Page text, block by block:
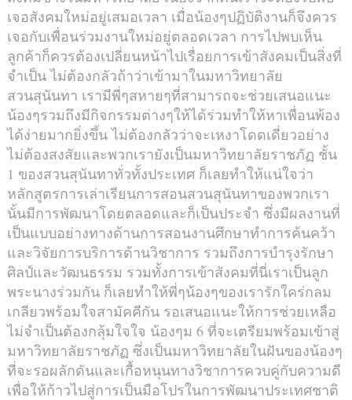
เจอสังคมใหม่อยู่เสมอเวลา เมื่อน้องๆปฏิบัติงานก็จึงควร
เจอกับเพื่อนร่วมงานใหม่อยู่ตลอดเวลา การไปพบเห็น
ลูกค้าก็ควรต้องเปลี่ยนหน้าไปเรื่อยการเข้าสังคมเป็นสิ่งที่
จำเป็น ไม่ต้องกลัวถ้าว่าเข้ามาในมหาวิทยาลัย
สวนสุนันทา เรามีพี่ๆสหายๆที่สามารถจะช่วยเสนอแนะ
น้องๆรวมถึงมีกิจกรรมต่างๆให้ได้ร่วมทำให้หาเพื่อนพ้อง
ได้ง่ายมากยิ่งขึ้น ไม่ต้องกลัวว่าจะเหงาโดดเดี่ยวอย่าง
ไม่ต้องสงสัยและพวกเรายังเป็นมหาวิทยาลัยราชภัฏ ชั้น
1 ของสวนสุนันทาทั่วทั้งประเทศ ก็เลยทำให้แน่ใจว่า
หลักสูตรการเล่าเรียนการสอนสวนสุนันทาของพวกเรา
นั้นมีการพัฒนาโดยตลอดและก็เป็นประจำ ซึ่งมีผลงานที่
เป็นแบบอย่างทางด้านการสอนงานศึกษาทำการค้นคว้า
และวิจัยการบริการด้านวิชาการ รวมถึงการบำรุงรักษา
ศิลป์และวัฒนธรรม รวมทั้งการเข้าสังคมที่นี่เราเป็นลูก
พระนางร่วมกัน ก็เลยทำให้พี่ๆน้องๆของเรารักใคร่กลม
เกลียวพร้อมใจสามัคคีกัน รอเสนอแนะให้การช่วยเหลือ
ไม่จำเป็นต้องกลุ้มใจใจ น้องๆม 6 ที่จะเตรียมพร้อมเข้าสู่
มหาวิทยาลัยราชภัฏ ซึ่งเป็นมหาวิทยาลัยในฝันของน้องๆ
ที่จะรอผลักดันและเกื้อหนุนทางวิชาการควบคู่กับความดี
เพื่อให้ก้าวไปสู่การเป็นมือโปรในการพัฒนาประเทศชาติ